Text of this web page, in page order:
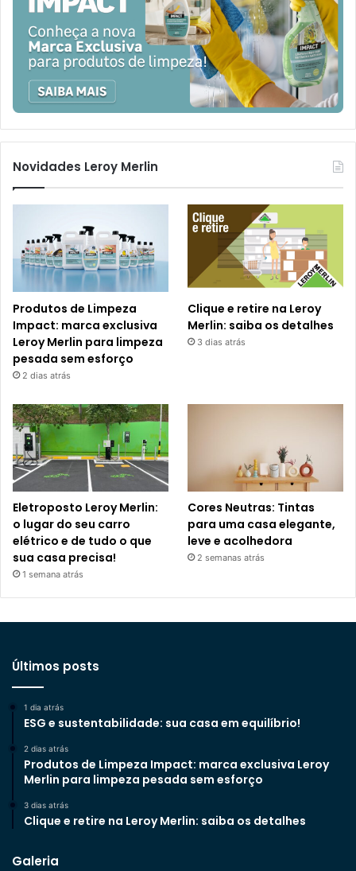
Novidades Leroy Merlin
Produtos de Limpeza
Impact: marca exclusiva
Leroy Merlin para limpeza
pesada sem esforço
2 dias atrás
Clique e retire na Leroy
Merlin: saiba os detalhes
3 dias atrás
Eletroposto Leroy Merlin:
o lugar do seu carro
elétrico e de tudo o que
sua casa precisa!
1 semana atrás
Cores Neutras: Tintas
para uma casa elegante,
leve e acolhedora
2 semanas atrás
Últimos posts
1 dia atrás
ESG e sustentabilidade: sua casa em equilíbrio!
2 dias atrás
Produtos de Limpeza Impact: marca exclusiva Leroy
Merlin para limpeza pesada sem esforço
3 dias atrás
Clique e retire na Leroy Merlin: saiba os detalhes
Galeria